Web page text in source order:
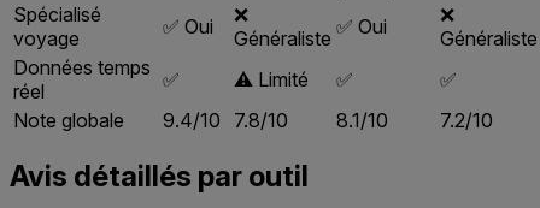
Spécialisé
voyage
✅ Oui
❌
Généraliste ✅ Oui
❌
Généraliste
Données temps
réel
✅ ⚠️ Limité ✅
✅
Note globale
9.4/10 7.8/10 8.1/10 7.2/10
Avis détaillés par outil